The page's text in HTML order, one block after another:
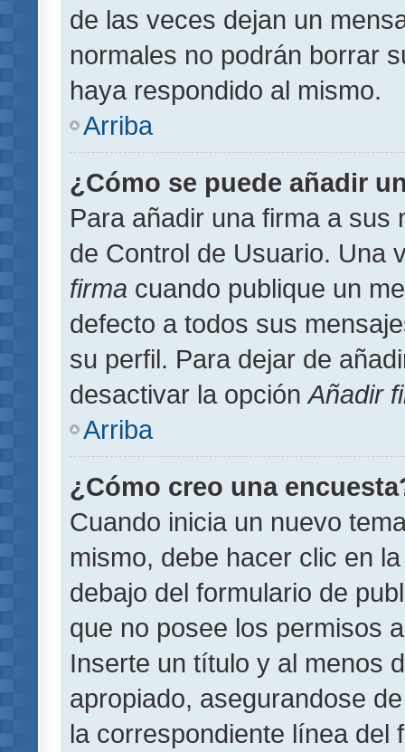
de las veces dejan un
normales no podrán borrar
haya respondido al mismo.
Arriba
¿Cómo se puede añadir
Para añadir una firma a sus
de Control de Usuario. Una
firma cuando publique un
defecto a todos sus
su perfil. Para dejar de
desactivar la opción Añadir
Arriba
¿Cómo creo una
Cuando inicia un nuevo
mismo, debe hacer clic en
debajo del formulario de
que no posee los permisos
Inserte un título y al menos
apropiado, asegurandose
la correspondiente línea del